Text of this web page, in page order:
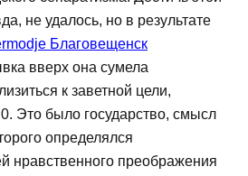
не удалось, но в результате
Благовещенск
вверх она сумела
к заветной цели,
0. Это было государство, смысл
определялся
нравственного преображения